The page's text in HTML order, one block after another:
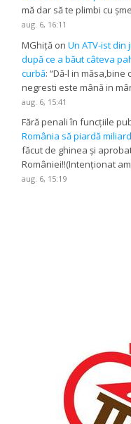
mă dar să te plimbi cu
aug. 6, 16:11
MGhiță onUn ATV-ist
după ce a băut câteva
curbă: “Dă-l in măsa,bine
negresti este mână in
aug. 6, 15:41
Fără penali în funcțiile
România să piardă
făcut de ghinea și
României!!(Intenționat
aug. 6, 15:19